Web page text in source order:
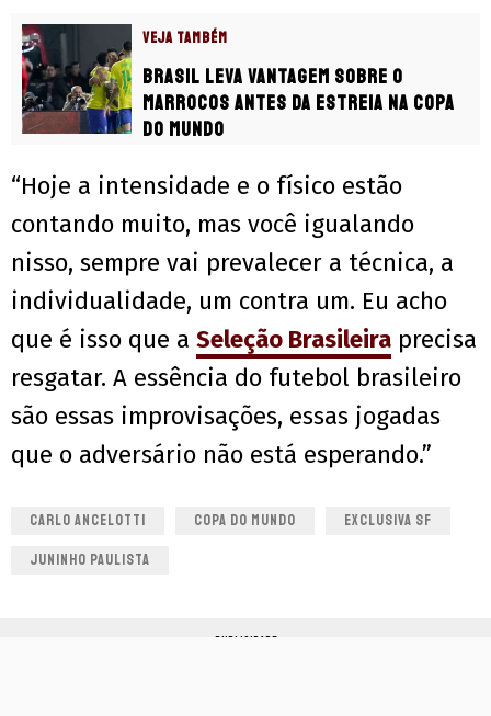
VEJA TAMBÉM
Brasil leva vantagem sobre o
Marrocos antes da estreia na Copa
do Mundo
“Hoje a intensidade e o físico estão
contando muito, mas você igualando
nisso, sempre vai prevalecer a técnica, a
individualidade, um contra um. Eu acho
que é isso que a Seleção Brasileira precisa
resgatar. A essência do futebol brasileiro
são essas improvisações, essas jogadas
que o adversário não está esperando.”
CARLO ANCELOTTI COPA DO MUNDO EXCLUSIVA SF
JUNINHO PAULISTA
PUBLICIDADE